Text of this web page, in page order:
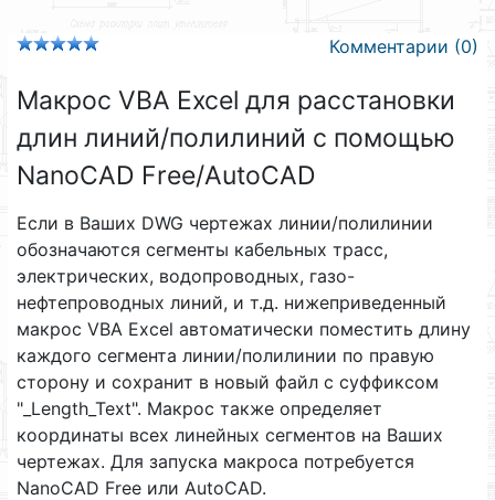
Комментарии (0)
Макрос VBA Excel для расстановки
длин линий/полилиний с помощью
NanoCAD Free/AutoCAD
Если в Ваших DWG чертежах линии/полилинии
обозначаются сегменты кабельных трасс,
электрических, водопроводных, газо-
нефтепроводных линий, и т.д. нижеприведенный
макрос VBA Excel автоматически поместить длину
каждого сегмента линии/полилинии по правую
сторону и сохранит в новый файл с суффиксом
"_Length_Text". Макрос также определяет
координаты всех линейных сегментов на Ваших
чертежах. Для запуска макроса потребуется
NanoCAD Free или AutoCAD.